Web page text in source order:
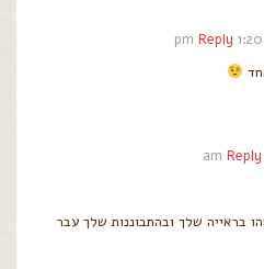
Reply
Reply
בראייה שלך ובהתבוננות שלך עבר